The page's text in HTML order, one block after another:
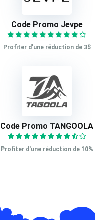
Code Promo Jevpe
Profiter d'une réduction de 3$
Code Promo TANGOOLA
Profiter d'une réduction de 10%